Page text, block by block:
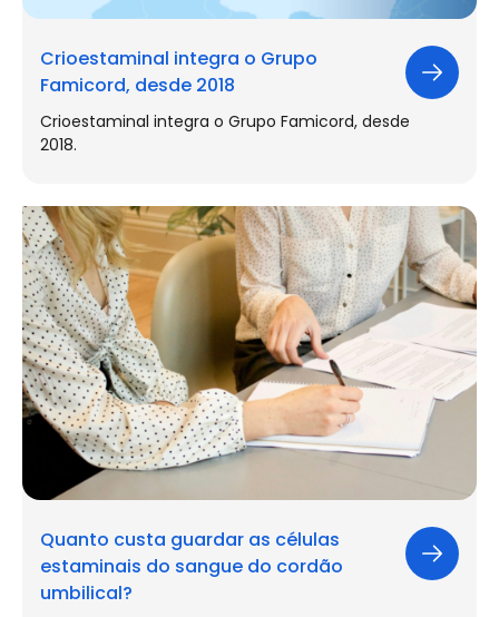
Crioestaminal integra o Grupo
Famicord, desde 2018
Crioestaminal integra o Grupo Famicord, desde
2018.
Quanto custa guardar as células
estaminais do sangue do cordão
umbilical?